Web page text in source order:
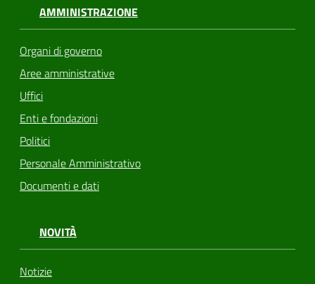
AMMINISTRAZIONE
Organi di governo
Aree amministrative
Uffici
Enti e fondazioni
Politici
Personale Amministrativo
Documenti e dati
NOVITÀ
Notizie